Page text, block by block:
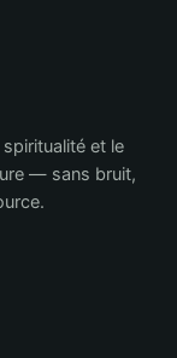
et le
— sans bruit,